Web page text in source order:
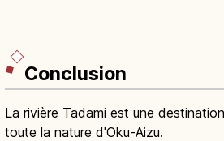
Conclusion
La rivière Tadami est une
toute la nature d'Oku-Aizu.